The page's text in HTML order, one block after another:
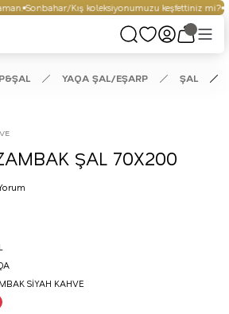
Sonbahar/Kış koleksiyonumuzu keşfettiniz mi?
YAQA ŞAL/EŞARP ŞAL
ŞAL 70X200
SİYAH KAHVE